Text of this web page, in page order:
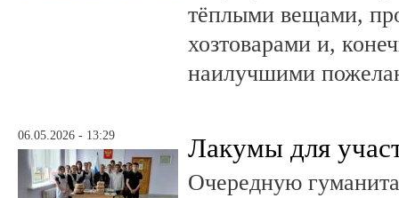
тёплыми вещами,
хозтоварами и,
наилучшими
06.05.2026 - 13:29 Лакумы для
Очередную